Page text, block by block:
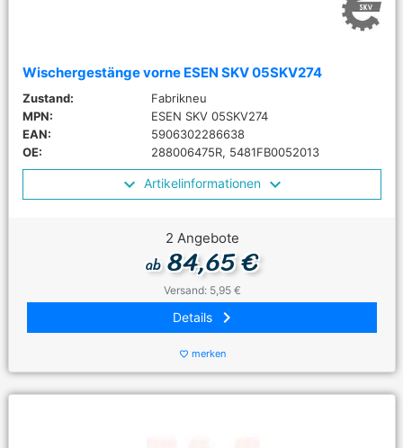
Wischergestänge vorne ESEN SKV 05SKV274
Zustand:
Fabrikneu
MPN:
ESEN SKV 05SKV274
EAN:
5906302286638
OE:
288006475R, 5481FB0052013
Artikelinformationen
2 Angebote
ab84,65 €
Versand: 5,95 €
Details keyboard_arrow_right
favorite_border merken